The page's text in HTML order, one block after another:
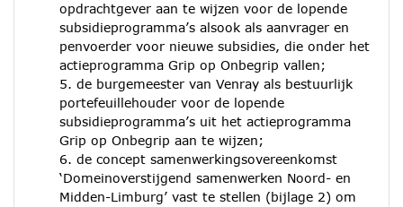
opdrachtgever aan te wijzen voor de lopende
subsidieprogramma’s alsook als aanvrager en
penvoerder voor nieuwe subsidies, die onder het
actieprogramma Grip op Onbegrip vallen;
5. de burgemeester van Venray als bestuurlijk
portefeuillehouder voor de lopende
subsidieprogramma’s uit het actieprogramma
Grip op Onbegrip aan te wijzen;
6. de concept samenwerkingsovereenkomst
‘Domeinoverstijgend samenwerken Noord- en
Midden-Limburg’ vast te stellen (bijlage 2) om